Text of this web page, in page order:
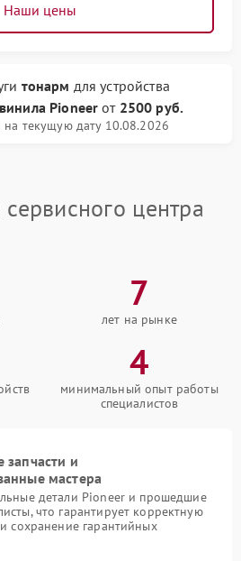
Наши цены
тонарм для устройства
Pioneer от 2500 руб.
на текущую дату 10.08.2026
центра
7
лет на рынке
4
минимальный опыт работы
специалистов
и
мастера
детали Pioneer и прошедшие
что гарантирует корректную
сохранение гарантийных